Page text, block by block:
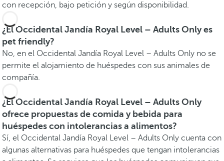
con recepción, bajo petición y según disponibilidad.
¿El Occidental Jandía Royal Level – Adults Only es
pet friendly?
No, en el Occidental Jandía Royal Level – Adults Only no se
permite el alojamiento de huéspedes con sus animales de
compañía.
¿El Occidental Jandía Royal Level – Adults Only
ofrece propuestas de comida y bebida para
huéspedes con intolerancias a alimentos?
Sí, el Occidental Jandía Royal Level – Adults Only cuenta con
algunas alternativas para huéspedes que tengan intolerancias